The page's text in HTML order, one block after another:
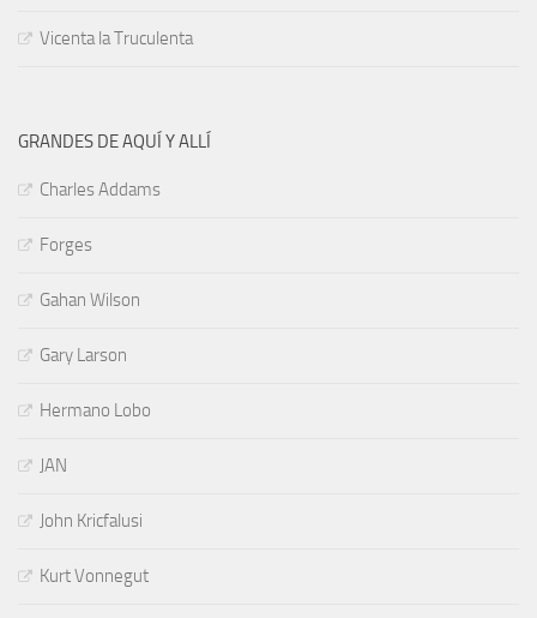
Vicenta la Truculenta
GRANDES DE AQUÍ Y ALLÍ
Charles Addams
Forges
Gahan Wilson
Gary Larson
Hermano Lobo
JAN
John Kricfalusi
Kurt Vonnegut